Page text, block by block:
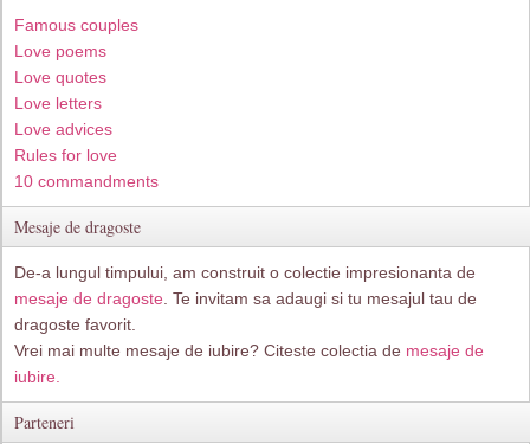
Famous couples
Love poems
Love quotes
Love letters
Love advices
Rules for love
10 commandments
Mesaje de dragoste
De-a lungul timpului, am construit o colectie impresionanta de
mesaje de dragoste . Te invitam sa adaugi si tu mesajul tau de
dragoste favorit.
Vrei mai multe mesaje de iubire? Citeste colectia de mesaje de
iubire.
Parteneri